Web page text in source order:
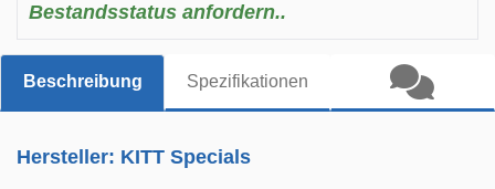
Bestandsstatus anfordern..
Beschreibung Spezifikationen
Hersteller: KITT Specials